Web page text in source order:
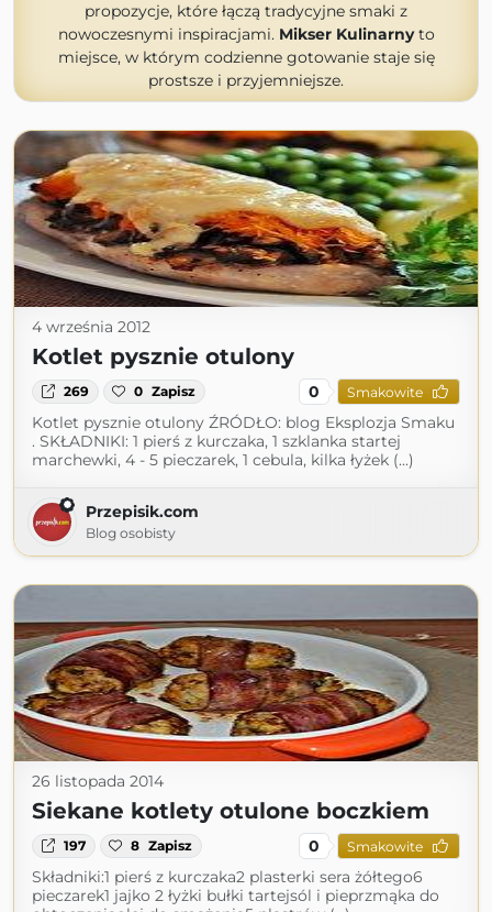
propozycje, które łączą tradycyjne smaki z
nowoczesnymi inspiracjami. Mikser Kulinarnyto
miejsce, w którym codzienne gotowanie staje się
prostsze i przyjemniejsze.
4 września 2012
Kotlet pysznie otulony
269 0 Zapisz 0 Smakowite
Kotlet pysznie otulony ŹRÓDŁO: blog Eksplozja Smaku
. SKŁADNIKI: 1 pierś z kurczaka, 1 szklanka startej
marchewki, 4 - 5 pieczarek, 1 cebula, kilka łyżek (...)
Przepisik.com
Blog osobisty
26 listopada 2014
Siekane kotlety otulone boczkiem
197 8 Zapisz 0 Smakowite
Składniki:1 pierś z kurczaka2 plasterki sera żółtego6
pieczarek1 jajko 2 łyżki bułki tartejsól i pieprzmąka do